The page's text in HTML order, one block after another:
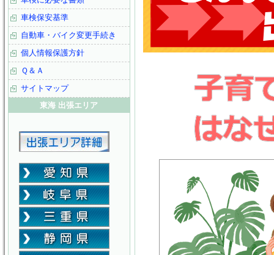
車検保安基準
自動車・バイク変更手続き
個人情報保護方針
Ｑ＆Ａ
サイトマップ
東海 出張エリア